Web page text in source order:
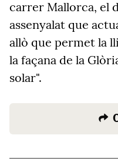
carrer Mallorca, el
assenyalat que
allò que permet la
la façana de la
solar".